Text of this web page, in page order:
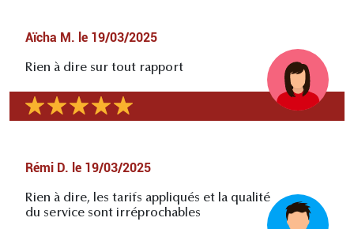
Aïcha M. le 19/03/2025
Rien à dire sur tout rapport
Rémi D. le 19/03/2025
Rien à dire, les tarifs appliqués et la qualité
du service sont irréprochables